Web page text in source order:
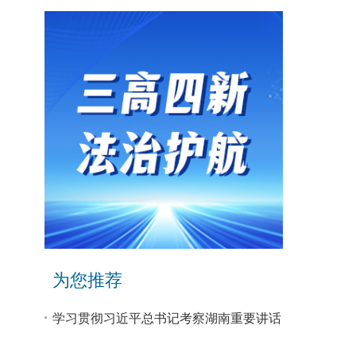
为您推荐
学习贯彻习近平总书记考察湖南重要讲话